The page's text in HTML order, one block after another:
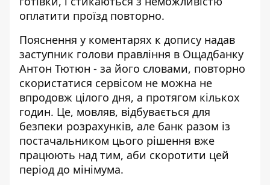
оплатити проїзд повторно.
Пояснення у коментарях к допису надав
заступник голови правління в Ощадбанку
Антон Тютюн - за його словами, повторно
скористатися сервісом не можна не
впродовж цілого дня, а протягом кількох
годин. Це, мовляв, відбувається для
безпеки розрахунків, але банк разом із
постачальником цього рішення вже
працюють над тим, аби скоротити цей
період до мінімума.